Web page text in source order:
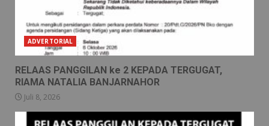
ADVERTORIAL
RELAAS PANGGILAN ke 2 KEPADA TERGUGAT,
RIAMA NATALIA BANJARNAHOR
Juli 8, 2026